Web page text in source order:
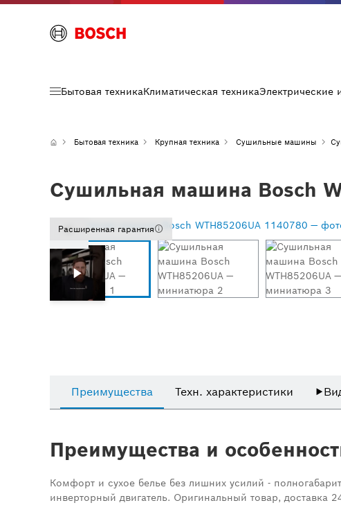
Бытовая техникаКлиматическая техникаЭлектрические
Бытовая техника Крупная техника Сушильные машины
Сушильная машина Bosch
Расширенная гарантия
Преимущества Техн. характеристики ▶
Преимущества и
Комфорт и сухое белье без лишних усилий -
инверторный двигатель. Оригинальный товар, доставка